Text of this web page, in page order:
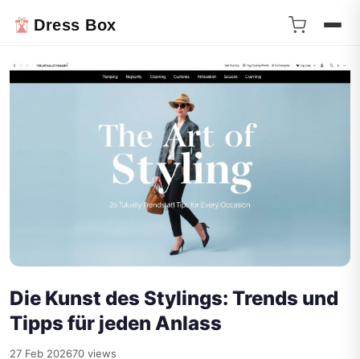
Dress Box
Die Kunst des Stylings: Trends und
Tipps für jeden Anlass
27 Feb 202670 views